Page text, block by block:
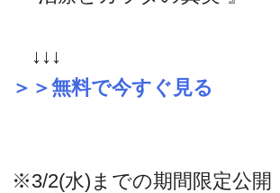
↓↓↓
＞＞無料で今すぐ見る
※3/2(水)までの期間限定公開